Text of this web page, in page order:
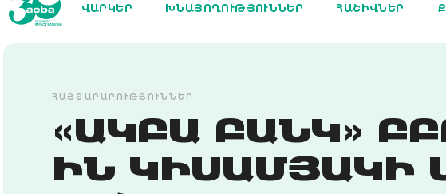
ՎԱՐԿԵՐ ԽՆԱՅՈՂՈՒԹՅՈՒՆՆԵՐ ՀԱՇԻՎՆԵՐ
ՀԱՅՏԱՐԱՐՈՒԹՅՈՒՆՆԵՐ
«ԱԿԲԱ ԲԱՆԿ»
ԻՆ ԿԻՍԱՄՅԱԿԻ